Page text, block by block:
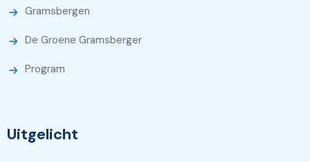
Gramsbergen
De Groene Gramsberger
Program
Uitgelicht